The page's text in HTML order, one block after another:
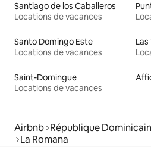
Santiago de los Caballeros
Locations de vacances
Santo Domingo Este
Locations de vacances
Saint-Domingue
Locations de vacances
Airbnb République
La Romana